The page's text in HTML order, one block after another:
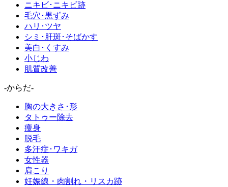
ニキビ･ニキビ跡
毛穴･黒ずみ
ハリ･ツヤ
シミ･肝斑･そばかす
美白･くすみ
小じわ
肌質改善
-からだ-
胸の大きさ･形
タトゥー除去
痩身
脱毛
多汗症･ワキガ
女性器
肩こり
妊娠線・肉割れ・リスカ跡